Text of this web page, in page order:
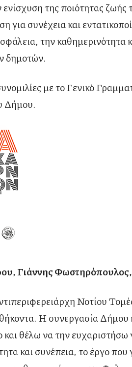
της ποιότητας ζωής
για συνέχεια και
την καθημερινότητα
δημοτών.
με το Γενικό
Δήμου.
Γιάννης
Νοτίου
Η συνεργασία Δήμου
θέλω να την ευχαριστήσω
και συνέπεια, το έργο που